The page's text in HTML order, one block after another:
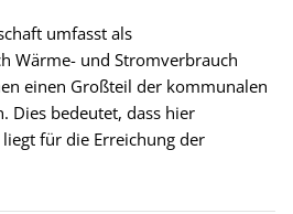
umfasst als
Wärme- und Stromverbrauch
einen Großteil der kommunalen
Dies bedeutet, dass hier
für die Erreichung der